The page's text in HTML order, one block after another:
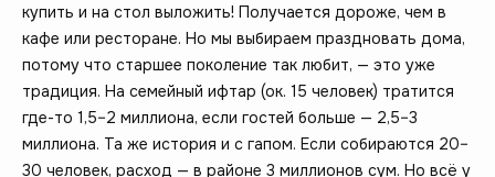
купить и на стол выложить! Получается дороже, чем в
кафе или ресторане. Но мы выбираем праздновать дома,
потому что старшее поколение так любит, — это уже
традиция. На семейный ифтар (ок. 15 человек) тратится
где-то 1,5–2 миллиона, если гостей больше — 2,5–3
миллиона. Та же история и с гапом. Если собираются 20–
30 человек, расход — в районе 3 миллионов сум. Но всё у